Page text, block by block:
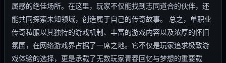
属感的绝佳场所。在这里，玩家不仅能找到志同道合的伙伴，还
能共同探索未知领域，创造属于自己的传奇故事。 总之，单职业
传奇私服以其独特的游戏机制、丰富的游戏内容以及浓厚的怀旧
氛围，在网络游戏界占据了一席之地。它不仅是玩家追求极致游
戏体验的选择，更是承载了无数玩家青春回忆与梦想的重要载